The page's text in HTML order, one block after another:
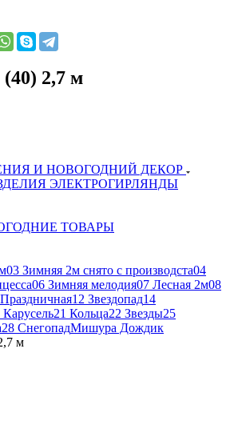
2,7 м
И НОВОГОДНИЙ ДЕКОР
ЭЛЕКТРОГИРЛЯНДЫ
ТОВАРЫ
03 Зимняя 2м снято с производста04
06 Зимняя мелодия07 Лесная 2м08
12 Звездопад14
Карусель21 Кольца22 Звезды25
28 СнегопадМишура Дождик
м